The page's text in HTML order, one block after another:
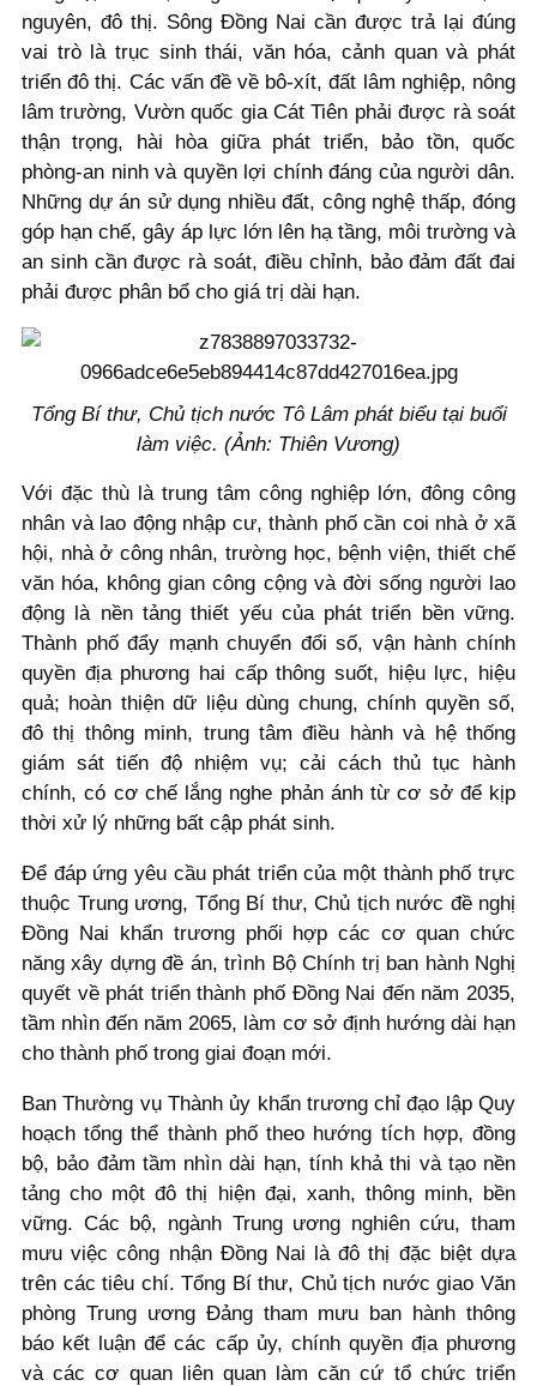
nguyên, đô thị. Sông Đồng Nai cần được trả lại đúng
vai trò là trục sinh thái, văn hóa, cảnh quan và phát
triển đô thị. Các vấn đề về bô-xít, đất lâm nghiệp, nông
lâm trường, Vườn quốc gia Cát Tiên phải được rà soát
thận trọng, hài hòa giữa phát triển, bảo tồn, quốc
phòng-an ninh và quyền lợi chính đáng của người dân.
Những dự án sử dụng nhiều đất, công nghệ thấp, đóng
góp hạn chế, gây áp lực lớn lên hạ tầng, môi trường và
an sinh cần được rà soát, điều chỉnh, bảo đảm đất đai
phải được phân bổ cho giá trị dài hạn.
Tổng Bí thư, Chủ tịch nước Tô Lâm phát biểu tại buổi
làm việc. (Ảnh: Thiên Vương)
Với đặc thù là trung tâm công nghiệp lớn, đông công
nhân và lao động nhập cư, thành phố cần coi nhà ở xã
hội, nhà ở công nhân, trường học, bệnh viện, thiết chế
văn hóa, không gian công cộng và đời sống người lao
động là nền tảng thiết yếu của phát triển bền vững.
Thành phố đẩy mạnh chuyển đổi số, vận hành chính
quyền địa phương hai cấp thông suốt, hiệu lực, hiệu
quả; hoàn thiện dữ liệu dùng chung, chính quyền số,
đô thị thông minh, trung tâm điều hành và hệ thống
giám sát tiến độ nhiệm vụ; cải cách thủ tục hành
chính, có cơ chế lắng nghe phản ánh từ cơ sở để kịp
thời xử lý những bất cập phát sinh.
Để đáp ứng yêu cầu phát triển của một thành phố trực
thuộc Trung ương, Tổng Bí thư, Chủ tịch nước đề nghị
Đồng Nai khẩn trương phối hợp các cơ quan chức
năng xây dựng đề án, trình Bộ Chính trị ban hành Nghị
quyết về phát triển thành phố Đồng Nai đến năm 2035,
tầm nhìn đến năm 2065, làm cơ sở định hướng dài hạn
cho thành phố trong giai đoạn mới.
Ban Thường vụ Thành ủy khẩn trương chỉ đạo lập Quy
hoạch tổng thể thành phố theo hướng tích hợp, đồng
bộ, bảo đảm tầm nhìn dài hạn, tính khả thi và tạo nền
tảng cho một đô thị hiện đại, xanh, thông minh, bền
vững. Các bộ, ngành Trung ương nghiên cứu, tham
mưu việc công nhận Đồng Nai là đô thị đặc biệt dựa
trên các tiêu chí. Tổng Bí thư, Chủ tịch nước giao Văn
phòng Trung ương Đảng tham mưu ban hành thông
báo kết luận để các cấp ủy, chính quyền địa phương
và các cơ quan liên quan làm căn cứ tổ chức triển